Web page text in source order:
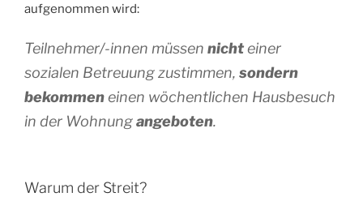
aufgenommen wird:
Teilnehmer/-innen müssen nichteiner
sozialen Betreuung zustimmen, sondern
bekommeneinen wöchentlichen Hausbesuch
in der Wohnungangeboten.
Warum der Streit?